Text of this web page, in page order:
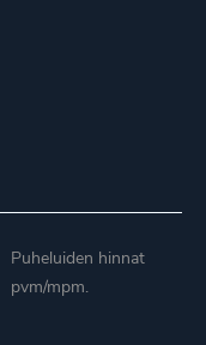
Puheluiden hinnat
pvm/mpm.